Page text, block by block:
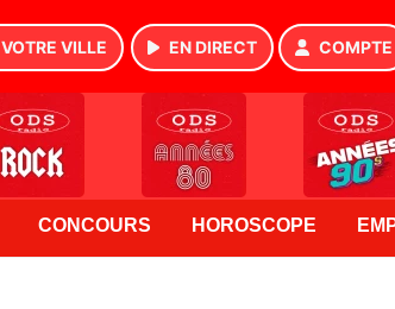
VOTRE VILLE EN DIRECT COMPTE
CONCOURS HOROSCOPE